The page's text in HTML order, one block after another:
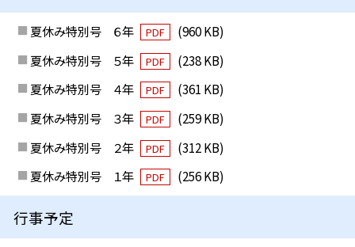
夏休み特別号 ６年 PDF
(960 KB)
夏休み特別号 ５年
PDF
(238 KB)
夏休み特別号 ４年
PDF
(361 KB)
夏休み特別号 ３年
PDF
(259 KB)
夏休み特別号 ２年
PDF
(312 KB)
夏休み特別号 １年
PDF (256 KB)
行事予定